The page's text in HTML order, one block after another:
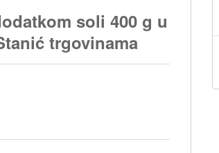
soli 400 g u
trgovinama